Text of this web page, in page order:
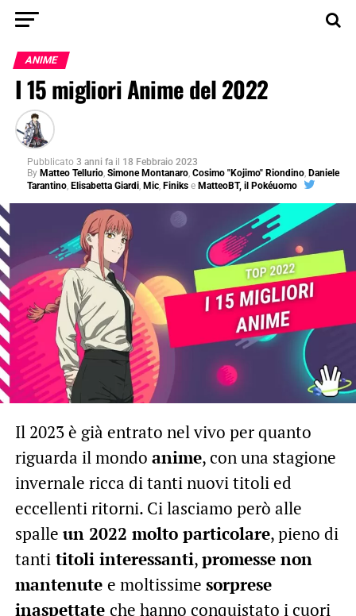
ANIME
I 15 migliori Anime del 2022
Pubblicato 3 anni fa il 18 Febbraio 2023
By Matteo Tellurio, Simone Montanaro, Cosimo "Kojimo" Riondino, Daniele
Tarantino, Elisabetta Giardi, Mic, Finikse MatteoBT, il Pokéuomo
Il 2023 è già entrato nel vivo per quanto
riguarda il mondo anime, con una stagione
invernale ricca di tanti nuovi titoli ed
eccellenti ritorni. Ci lasciamo però alle
spalle un 2022 molto particolare, pieno di
tantititoli interessanti,promesse non
mantenute e moltissime sorprese
inaspettate che hanno conquistato i cuori